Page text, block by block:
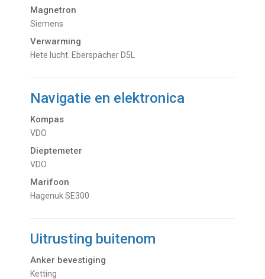
Magnetron
Siemens
Verwarming
hete lucht. Eberspächer D5L
Navigatie en elektronica
Kompas
VDO
Dieptemeter
VDO
Marifoon
Hagenuk SE300
Uitrusting buitenom
Anker bevestiging
Ketting